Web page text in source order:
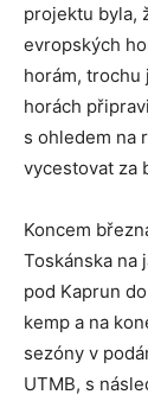
projektu byla,
evropských
horám, trochu
horách
s ohledem na
vycestovat za
Koncem
Toskánska na
pod Kaprun
kemp a na
sezóny v
UTMB, s